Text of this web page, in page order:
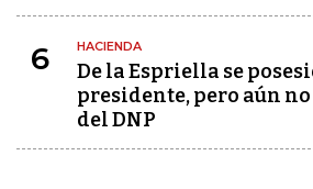
6 HACIENDA
De la Espriella se
presidente, pero aún
del DNP